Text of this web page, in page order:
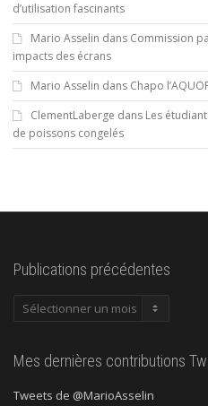
d’utilisation fascinants
Mario Asselin dans Commission
impacts des écrans
Mario Asselin dans Chapo
ClementLaberge dans Les
de poissons congelés
Publications précédentes
Publications
Mes dernières contributions
Tweets de @MarioAsselin